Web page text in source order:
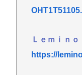
Ｌｅｍｉｎｏ
https://